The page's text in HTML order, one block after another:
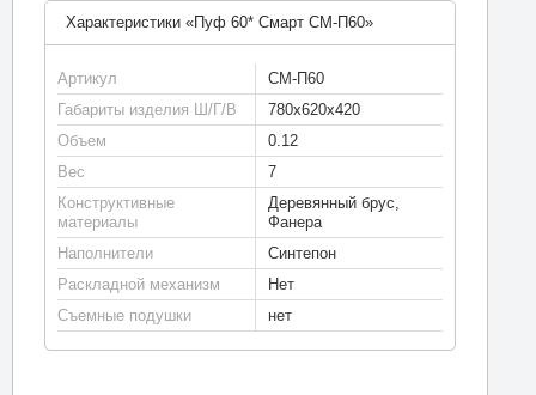
Характеристики «Пуф 60* Смарт СМ-П60»
Артикул
СМ-П60
Габариты изделия Ш/Г/В
780х620х420
Объем
0.12
Вес
7
Конструктивные
материалы
Деревянный брус,
Фанера
Наполнители
Синтепон
Раскладной механизм
Нет
Съемные подушки
нет